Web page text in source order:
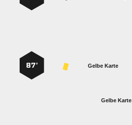
Gelbe Karte
87’
Gelbe Karte